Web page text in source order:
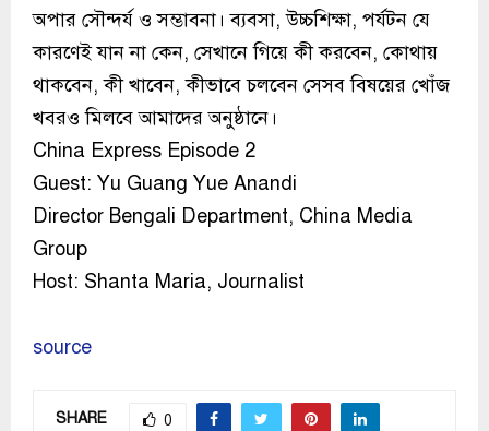
অপার সৌন্দর্য ও সম্ভাবনা। ব্যবসা, উচ্চশিক্ষা, পর্যটন যে
কারণেই যান না কেন, সেখানে গিয়ে কী করবেন, কোথায়
থাকবেন, কী খাবেন, কীভাবে চলবেন সেসব বিষয়ের খোঁজ
খবরও মিলবে আমাদের অনুষ্ঠানে।
China Express Episode 2
Guest: Yu Guang Yue Anandi
Director Bengali Department, China Media
Group
Host: Shanta Maria, Journalist
source
SHARE 0